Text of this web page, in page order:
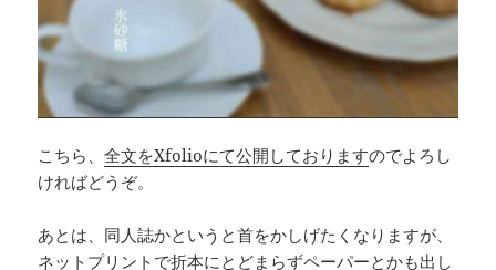
こちら、全文をXfolioにて公開しておりますのでよろし
ければどうぞ。
あとは、同人誌かというと首をかしげたくなりますが、
ネットプリントで折本にとどまらずペーパーとかも出し